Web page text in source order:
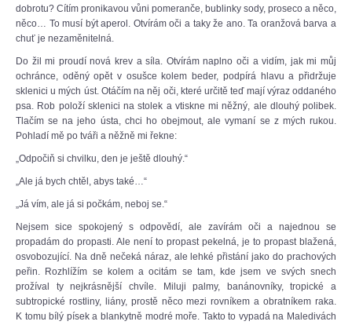
dobrotu? Cítím pronikavou vůni pomeranče, bublinky sody, proseco a něco,
něco… To musí být aperol. Otvírám oči a taky že ano. Ta oranžová barva a
chuť je nezaměnitelná.
Do žil mi proudí nová krev a síla. Otvírám naplno oči a vidím, jak mi můj
ochránce, oděný opět v osušce kolem beder, podpírá hlavu a přidržuje
sklenici u mých úst. Otáčím na něj oči, které určitě teď mají výraz oddaného
psa. Rob položí sklenici na stolek a vtiskne mi něžný, ale dlouhý polibek.
Tlačím se na jeho ústa, chci ho obejmout, ale vymaní se z mých rukou.
Pohladí mě po tváři a něžně mi řekne:
„Odpočiň si chvilku, den je ještě dlouhý.“
„Ale já bych chtěl, abys také…“
„Já vím, ale já si počkám, neboj se.“
Nejsem sice spokojený s odpovědí, ale zavírám oči a najednou se
propadám do propasti. Ale není to propast pekelná, je to propast blažená,
osvobozující. Na dně nečeká náraz, ale lehké přistání jako do prachových
peřin. Rozhlížím se kolem a ocitám se tam, kde jsem ve svých snech
prožíval ty nejkrásnější chvíle. Miluji palmy, banánovníky, tropické a
subtropické rostliny, liány, prostě něco mezi rovníkem a obratníkem raka.
K tomu bílý písek a blankytně modré moře. Takto to vypadá na Maledivách